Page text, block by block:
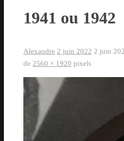
1941 ou 1942
Alexandre 2 juin 2022 2 juin
de 2560 × 1920 pixels